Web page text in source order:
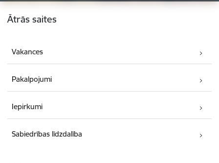
Kājene
Ātrās saites
Vakances
Pakalpojumi
Iepirkumi
Sabiedrības līdzdalība